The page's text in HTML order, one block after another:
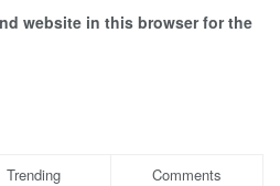
website in this browser for the
Trending Comments